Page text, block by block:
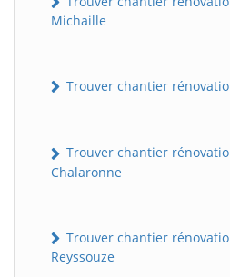
Michaille
Trouver chantier
Trouver chantier
Chalaronne
Trouver chantier
Reyssouze